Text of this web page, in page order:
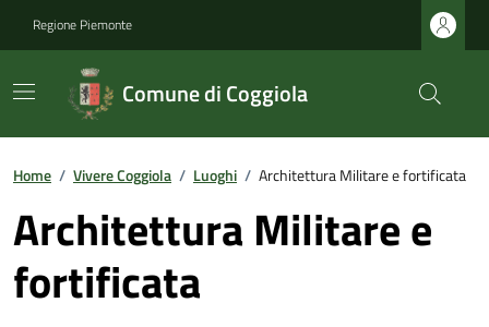
Regione Piemonte
Comune di Coggiola
Home / Vivere Coggiola / Luoghi / Architettura Militare e fortificata
Architettura Militare e
fortificata